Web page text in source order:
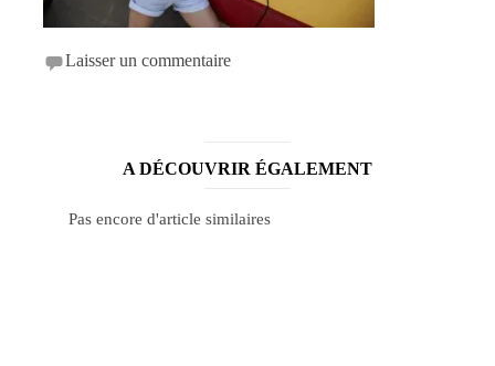
Laisser un commentaire
A DÉCOUVRIR ÉGALEMENT
Pas encore d'article similaires